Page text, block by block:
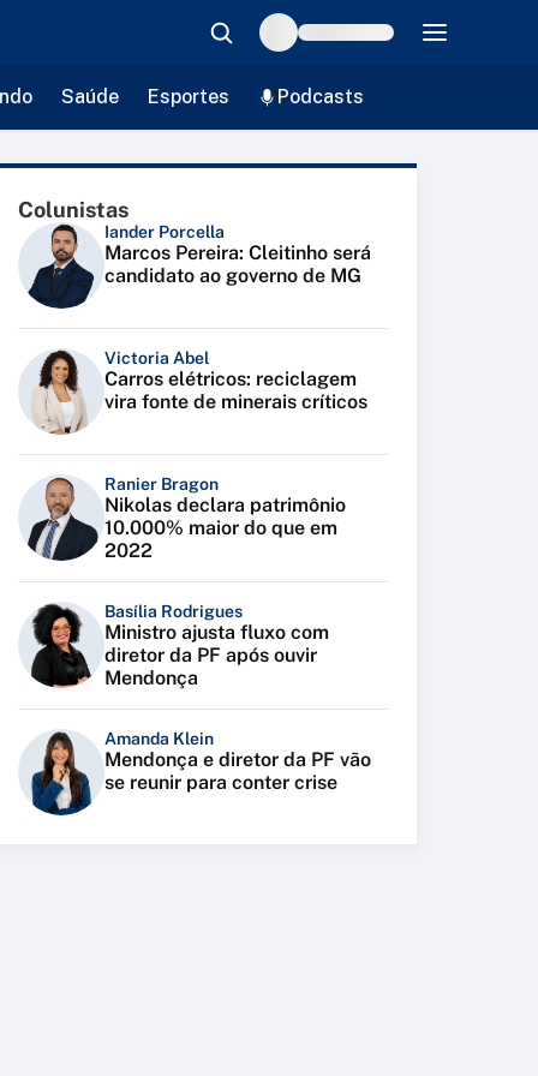
Saúde Esportes Podcasts
Colunistas
Iander Porcella
Marcos Pereira: Cleitinho será
candidato ao governo de MG
Victoria Abel
Carros elétricos: reciclagem
vira fonte de minerais críticos
Ranier Bragon
Nikolas declara patrimônio
10.000% maior do que em
2022
Basília Rodrigues
Ministro ajusta fluxo com
diretor da PF após ouvir
Mendonça
Amanda Klein
Mendonça e diretor da PF vão
se reunir para conter crise